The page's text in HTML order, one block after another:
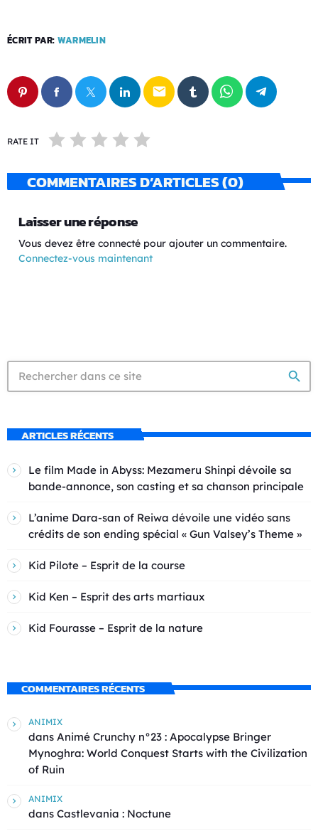
ÉCRIT PAR: WARMELIN
email
RATE IT
COMMENTAIRES D’ARTICLES (0)
Laisser une réponse
Vous devez être connecté pour ajouter un commentaire.
Connectez-vous maintenant
search
ARTICLES RÉCENTS
Le film Made in Abyss: Mezameru Shinpi dévoile sa
bande-annonce, son casting et sa chanson principale
L’anime Dara-san of Reiwa dévoile une vidéo sans
crédits de son ending spécial « Gun Valsey’s Theme »
Kid Pilote – Esprit de la course
Kid Ken – Esprit des arts martiaux
Kid Fourasse – Esprit de la nature
COMMENTAIRES RÉCENTS
ANIMIX
dans Animé Crunchy n°23 : Apocalypse Bringer
Mynoghra: World Conquest Starts with the Civilization
of Ruin
ANIMIX
dans Castlevania : Noctune